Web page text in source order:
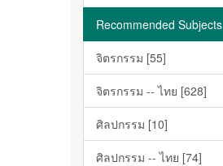
Recommended Subjects
จิตรกรรม [55]
จิตรกรรม -- ไทย [628]
ศิลปกรรม [10]
ศิลปกรรม -- ไทย [74]